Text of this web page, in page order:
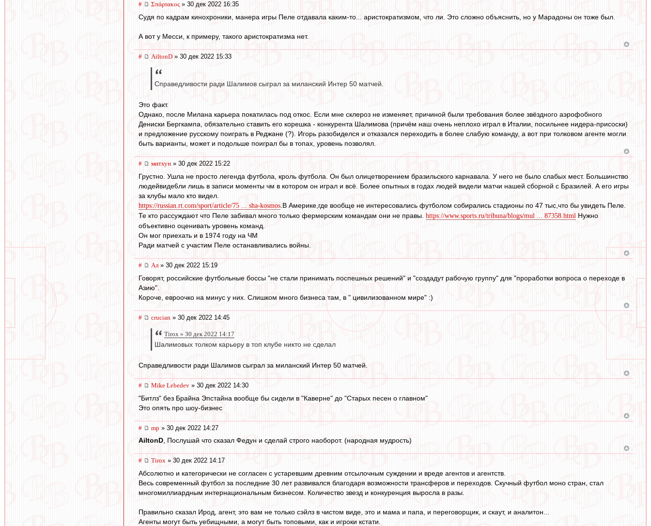
# Σπάρτακος » 30 дек 2022 16:35
Судя по кадрам кинохроники, манера игры Пеле отдавала каким-то... аристократизмом, что ли. Это сложно объяснить, но у Марадоны он тоже был.
А вот у Месси, к примеру, такого аристократизма нет.
# AiltonD » 30 дек 2022 15:33
Справедливости ради Шалимов сыграл за миланский Интер 50 матчей.
Это факт.
Однако, после Милана карьера покатилась под откос. Если мне склероз не изменяет, причиной были требования более звёздного аэрофобного
Дениски Бергкампа, обязательно ставить его корешка - конкурента Шалимова (причём наш очень неплохо играл в Италии, посильнее нидера-присоски)
и предложение русскому поиграть в Реджане (?). Игорь разобиделся и отказался переходить в более слабую команду, а вот при толковом агенте могли
быть варианты, может и подольше поиграл бы в топах, уровень позволял.
# митхун » 30 дек 2022 15:22
Грустно. Ушла не просто легенда футбола, кроль футбола. Он был олицетворением бразильского карнавала. У него не было слабых мест. Большинство
людейвиде6ли лишь в записи моменты чм в котором он играл и всё. Более опытных в годах людей видели матчи нашей сборной с Бразилей. А его игры
за клубы мало кто видел.
https://russian.rt.com/sport/article/75 ... sha-kosmos .В Америке,где вообще не интересовались футболом собирались стадионы по 47 тыс,что бы увидеть Пеле.
Те кто рассуждают что Пеле забивал много только фермерским командам они не правы. https://www.sports.ru/tribuna/blogs/mul ... 87358.html Нужно
объективно оценивать уровень команд.
Он мог приехать и в 1974 году на ЧМ
Ради матчей с участим Пеле останавливались войны.
# Ал » 30 дек 2022 15:19
Говорят, российские футбольные боссы "не стали принимать поспешных решений" и "создадут рабочую группу" для "проработки вопроса о переходе в
Азию".
Короче, евроочко на минус у них. Слишком много бизнеса там, в " цивилизованном мире" :)
# crucian » 30 дек 2022 14:45
Tirox » 30 дек 2022 14:17
Шалимовых толком карьеру в топ клубе никто не сделал
Справедливости ради Шалимов сыграл за миланский Интер 50 матчей.
# Mike Lebedev » 30 дек 2022 14:30
"Битлз" без Брайна Эпстайна вообще бы сидели в "Каверне" до "Старых песен о главном"
Это опять про шоу-бизнес
# mp » 30 дек 2022 14:27
AiltonD, Послушай что сказал Федун и сделай строго наоборот. (народная мудрость)
# Tirox » 30 дек 2022 14:17
Абсолютно и категорически не согласен с устаревшим древним отсылочным суждении и вреде агентов и агентств.
Весь современный футбол за последние 30 лет развивался благодаря возможности трансферов и переходов. Скучный футбол моно стран, стал
многомиллиардным интернациональным бизнесом. Количество звезд и конкуренция выросла в разы.
Правильно сказал Ирод, агент, это вам не только сэйлз в чистом виде, это и мама и папа, и переговорщик, и скаут, и аналитон...
Агенты могут быть уебищными, а могут быть топовыми, как и игроки кстати.